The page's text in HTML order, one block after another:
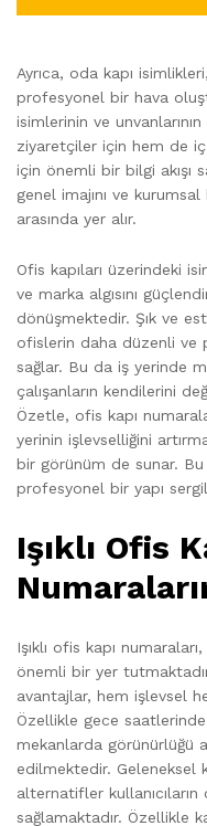
Ayrıca, oda kapı
profesyonel bir hava
isimlerinin ve
ziyaretçiler için hem de iç
için önemli bir bilgi akışı
genel imajını ve
arasında yer alır.
Ofis kapıları üzerindeki
ve marka algısını
dönüşmektedir. Şık ve
ofislerin daha düzenli ve
sağlar. Bu da iş yerinde
çalışanların kendilerini
Özetle, ofis kapı
yerinin işlevselliğini
bir görünüm de sunar.
profesyonel bir yapı
Işıklı Ofis
Işıklı ofis kapı
önemli bir yer
avantajlar, hem işlevsel
Özellikle gece
mekanlarda görünürlüğü
edilmektedir. Geleneksel
alternatifler
sağlamaktadır. Özellikle